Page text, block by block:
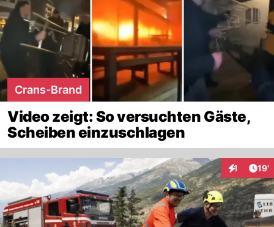
Crans-Brand
Video zeigt: So versuchten Gäste,
Scheiben einzuschlagen
1 19'